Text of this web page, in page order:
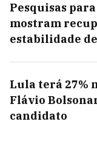
Pesquisas
mostram
estabilidade
Lula terá 27%
Flávio
candidato